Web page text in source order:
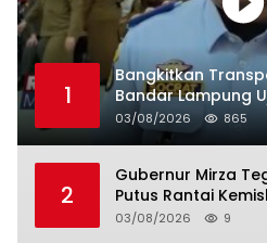
1
Bangkitkan
Bandar Lampung
03/08/2026 865
2
Gubernur Mirza
Putus Rantai
03/08/2026 9